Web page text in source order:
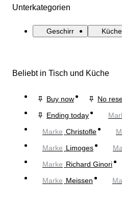
Unterkategorien
Geschirr
Beliebt in Tisch und Küche
Buy now
No
Ending today
Marke Christofle
Marke Limoges
Marke Richard Ginori
Marke Meissen